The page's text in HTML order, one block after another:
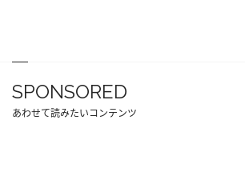
SPONSORED
あわせて読みたいコンテンツ